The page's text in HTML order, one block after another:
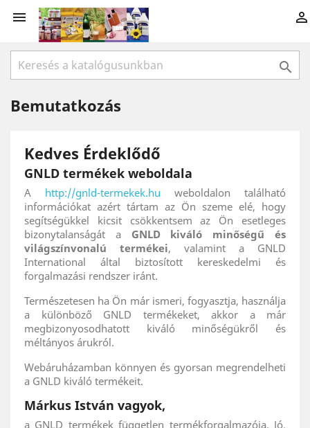
 

Bemutatkozás
Kedves Érdeklődő
GNLD termékek weboldala
A http://gnld-termekek.hu weboldalon található
információkat azért tártam az Ön szeme elé, hogy
segítségükkel kicsit csökkentsem az Ön esetleges
bizonytalanságát a GNLD kiváló minőségű és
világszínvonalú termékei, valamint a GNLD
International által biztosított kereskedelmi és
forgalmazási rendszer iránt.
Természetesen ha Ön már ismeri, fogyasztja, használja
a különböző GNLD termékeket, akkor a már
megbizonyosodhatott kiváló minőségükről és
méltányos árukról.
Webáruházamban könnyen és gyorsan megrendelheti
a GNLD kiváló termékeit.
Márkus István vagyok,
a GNLD termékek független termékforgalmazója. Jó,